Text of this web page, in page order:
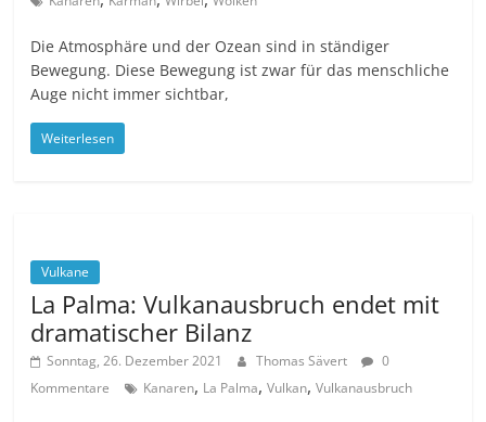
Die Atmosphäre und der Ozean sind in ständiger
Bewegung. Diese Bewegung ist zwar für das menschliche
Auge nicht immer sichtbar,
Weiterlesen
Vulkane
La Palma: Vulkanausbruch endet mit
dramatischer Bilanz
Sonntag, 26. Dezember 2021 Thomas Sävert
0
Kommentare
Kanaren, La Palma,Vulkan,Vulkanausbruch